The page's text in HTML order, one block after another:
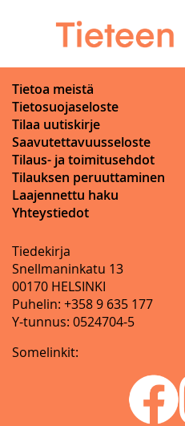
Tietoa meistä
Tietosuojaseloste
Tilaa uutiskirje
Saavutettavuusseloste
Tilaus- ja toimitusehdot
Tilauksen peruuttaminen
Laajennettu haku
Yhteystiedot
Tiedekirja
Snellmaninkatu 13
00170 HELSINKI
Puhelin: +358 9 635 177
Y-tunnus: 0524704-5
Somelinkit: